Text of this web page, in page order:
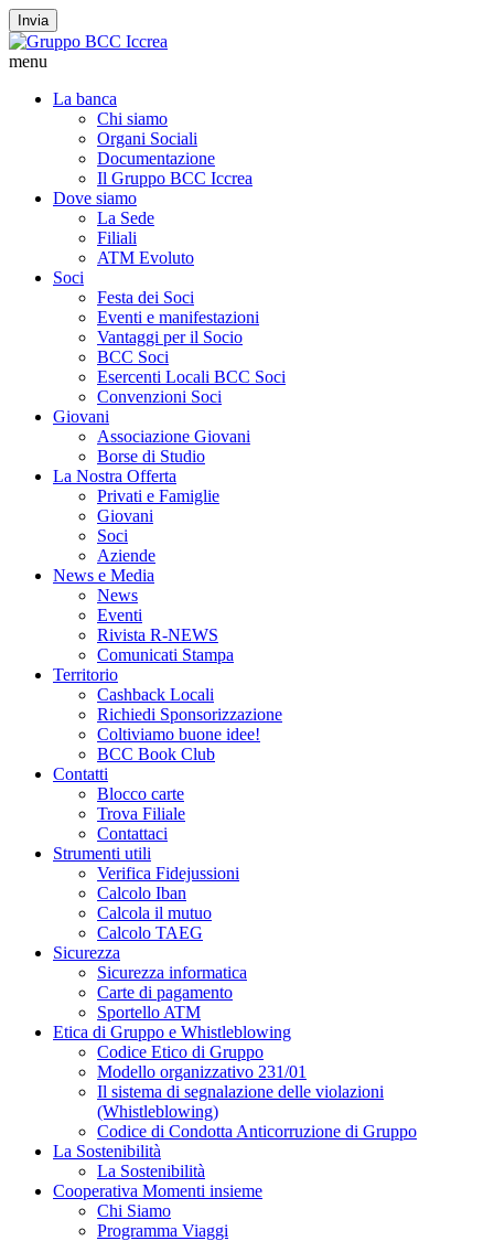
Invia
menu
La banca
Chi siamo
Organi Sociali
Documentazione
Il Gruppo BCC Iccrea
Dove siamo
La Sede
Filiali
ATM Evoluto
Soci
Festa dei Soci
Eventi e manifestazioni
Vantaggi per il Socio
BCC Soci
Esercenti Locali BCC Soci
Convenzioni Soci
Giovani
Associazione Giovani
Borse di Studio
La Nostra Offerta
Privati e Famiglie
Giovani
Soci
Aziende
News e Media
News
Eventi
Rivista R-NEWS
Comunicati Stampa
Territorio
Cashback Locali
Richiedi Sponsorizzazione
Coltiviamo buone idee!
BCC Book Club
Contatti
Blocco carte
Trova Filiale
Contattaci
Strumenti utili
Verifica Fidejussioni
Calcolo Iban
Calcola il mutuo
Calcolo TAEG
Sicurezza
Sicurezza informatica
Carte di pagamento
Sportello ATM
Etica di Gruppo e Whistleblowing
Codice Etico di Gruppo
Modello organizzativo 231/01
Il sistema di segnalazione delle violazioni
(Whistleblowing)
Codice di Condotta Anticorruzione di Gruppo
La Sostenibilità
La Sostenibilità
Cooperativa Momenti insieme
Chi Siamo
Programma Viaggi